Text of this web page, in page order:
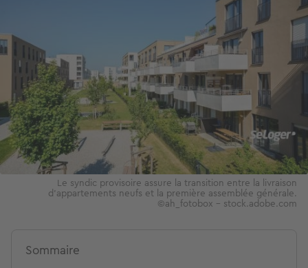
Le syndic provisoire assure la transition entre la livraison
d’appartements neufs et la première assemblée générale.
©ah_fotobox - stock.adobe.com
Sommaire